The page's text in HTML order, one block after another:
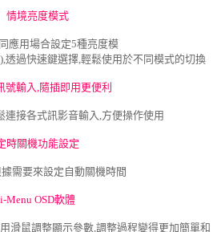
情境亮度模式
應用場合設定5種亮度模
透過快速鍵選擇,輕鬆使用於不同模式的切換
號輸入,隨插即用更便利
連接各式訊影音輸入,方便操作使用
時關機功能設定
需要來設定自動關機時間
i-Menu OSD軟體
滑鼠調整顯示參數,調整過程變得更加簡單和